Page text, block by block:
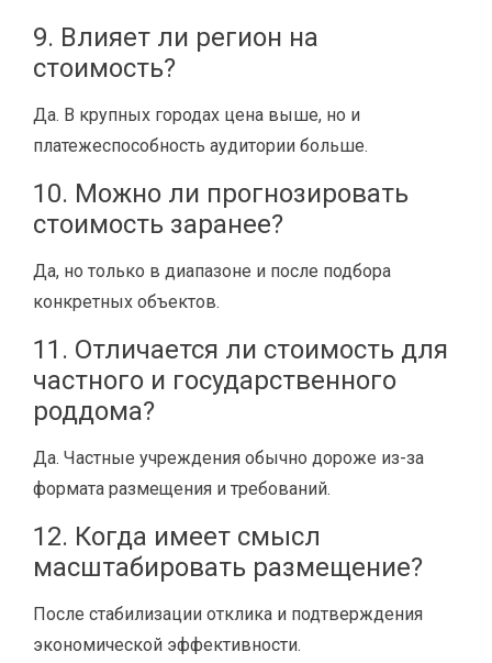
9. Влияет ли регион на
стоимость?
Да. В крупных городах цена выше, но и
платежеспособность аудитории больше.
10. Можно ли прогнозировать
стоимость заранее?
Да, но только в диапазоне и после подбора
конкретных объектов.
11. Отличается ли стоимость для
частного и государственного
роддома?
Да. Частные учреждения обычно дороже из-за
формата размещения и требований.
12. Когда имеет смысл
масштабировать размещение?
После стабилизации отклика и подтверждения
экономической эффективности.